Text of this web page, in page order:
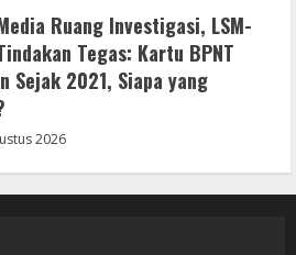
Ruang Investigasi, LSM-
Tegas: Kartu BPNT
Sejak 2021, Siapa yang
2026